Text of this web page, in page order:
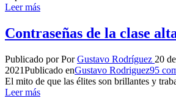
Leer más
Contraseñas de la clase
Publicado por PorGustavo Rodríguez 20
2021Publicado enGustavo Rodriguez95
El mito de que las élites son brillantes y
Leer más